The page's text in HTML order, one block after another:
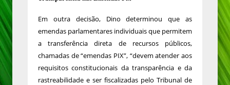
Em outra decisão, Dino determinou que as
emendas parlamentares individuais que permitem
a transferência direta de recursos públicos,
chamadas de “emendas PIX”, “devem atender aos
requisitos constitucionais da transparência e da
rastreabilidade e ser fiscalizadas pelo Tribunal de